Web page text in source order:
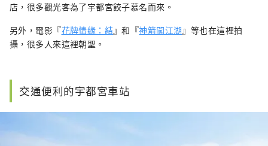
店，很多觀光客為了宇都宮餃子慕名而來。
另外，電影『花牌情緣：結』和『神箭闖江湖』等也在這裡拍
攝，很多人來這裡朝聖。
交通便利的宇都宮車站